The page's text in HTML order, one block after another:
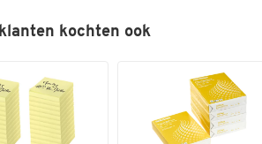
kochten ook